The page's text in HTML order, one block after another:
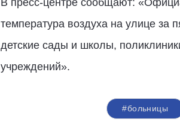
В пресс-центре сообщают:
температура воздуха на улице за
детские сады и школы,
учреждений».
#больницы